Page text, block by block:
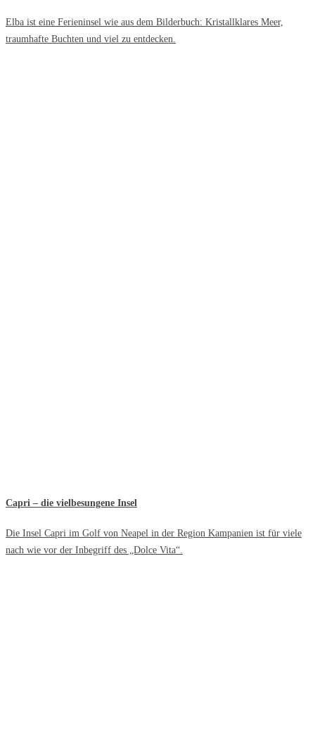
Elba ist eine Ferieninsel wie aus dem Bilderbuch: Kristallklares Meer,
traumhafte Buchten und viel zu entdecken.
Capri – die vielbesungene Insel
Die Insel Capri im Golf von Neapel in der Region Kampanien ist für viele
nach wie vor der Inbegriff des „Dolce Vita“.